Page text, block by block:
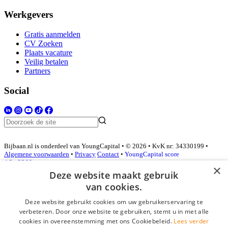
Werkgevers
Gratis aanmelden
CV Zoeken
Plaats vacature
Veilig betalen
Partners
Social
Bijbaan.nl is onderdeel van YoungCapital • © 2026 • KvK nr: 34330199 •
Algemene voorwaarden • Privacy Contact • YoungCapital score
4.3 - 3366 reviews
Inloggen als bedrijf
*
×
Deze website maakt gebruik
van cookies.
Deze website gebruikt cookies om uw gebruikerservaring te
verbeteren. Door onze website te gebruiken, stemt u in met alle
cookies in overeenstemming met ons Cookiebeleid. Lees verder